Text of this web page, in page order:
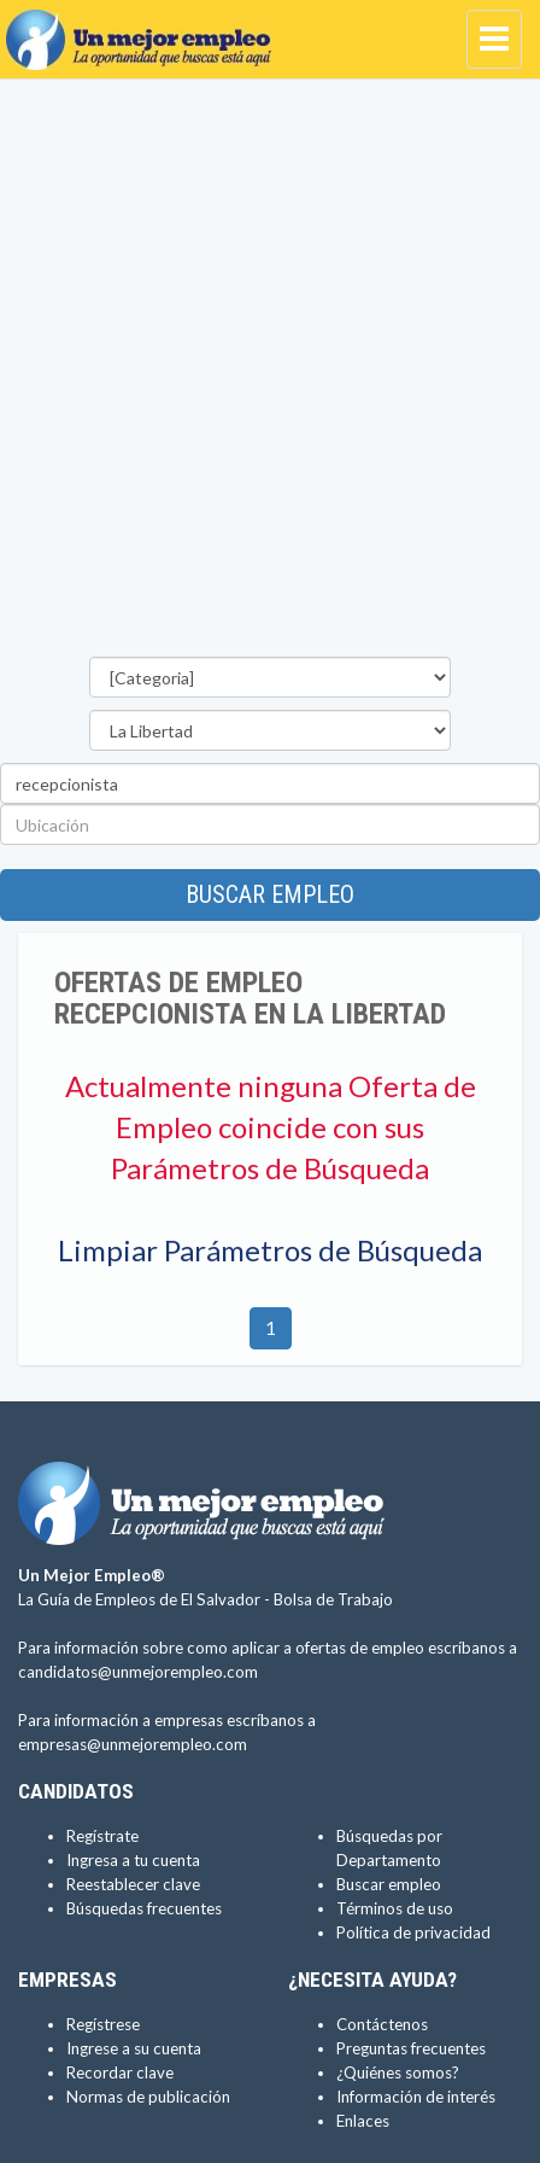
BUSCAR EMPLEO
OFERTAS DE EMPLEO
RECEPCIONISTA EN LA LIBERTAD
Actualmente ninguna Oferta de
Empleo coincide con sus
Parámetros de Búsqueda
Limpiar Parámetros de Búsqueda
1
Un Mejor Empleo®
La Guía de Empleos de El Salvador - Bolsa de Trabajo
Para información sobre como aplicar a ofertas de empleo escríbanos a
candidatos@unmejorempleo.com
Para información a empresas escríbanos a
empresas@unmejorempleo.com
CANDIDATOS
Regístrate
Ingresa a tu cuenta
Reestablecer clave
Búsquedas frecuentes
Búsquedas por
Departamento
Buscar empleo
Términos de uso
Política de privacidad
EMPRESAS
Regístrese
Ingrese a su cuenta
Recordar clave
Normas de publicación
¿NECESITA AYUDA?
Contáctenos
Preguntas frecuentes
¿Quiénes somos?
Información de interés
Enlaces